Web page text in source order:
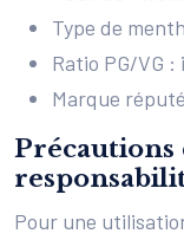
Type de
Ratio PG/VG
Marque
Précautions
Pour une